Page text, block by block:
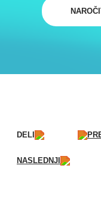
DELI
NASLEDNJI